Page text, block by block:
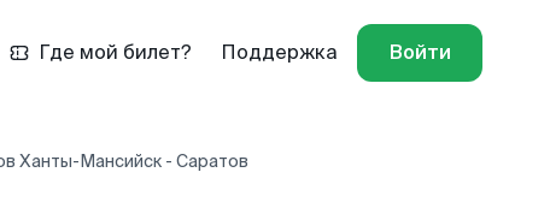
Где мой билет? Поддержка Войти
Ханты-Мансийск - Саратов